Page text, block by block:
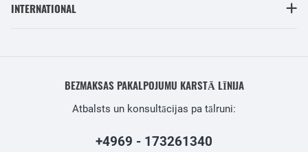
INTERNATIONAL
BEZMAKSAS PAKALPOJUMU KARSTĀ LĪNIJA
Atbalsts un konsultācijas pa tālruni:
+4969 - 173261340